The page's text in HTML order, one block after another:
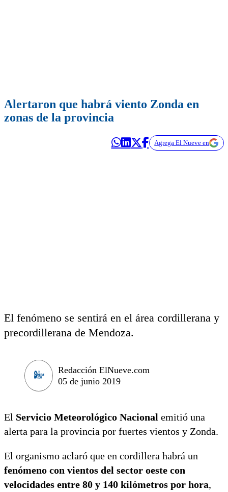
Alertaron que habrá viento Zonda en
zonas de la provincia
Agrega El Nueve en
El fenómeno se sentirá en el área cordillerana y
precordillerana de Mendoza.
Redacción ElNueve.com
05 de junio 2019
El Servicio Meteorológico Nacional emitió una
alerta para la provincia por fuertes vientos y Zonda.
El organismo aclaró que en cordillera habrá un
fenómeno con vientos del sector oeste con
velocidades entre 80 y 140 kilómetros por hora,